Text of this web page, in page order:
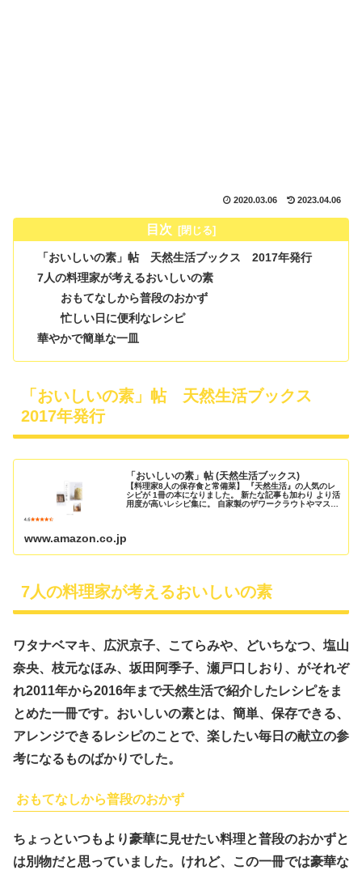
2020.03.06 2023.04.06
目次
「おいしいの素」帖 天然生活ブックス 2017年発行
7人の料理家が考えるおいしいの素
おもてなしから普段のおかず
忙しい日に便利なレシピ
華やかで簡単な一皿
「おいしいの素」帖 天然生活ブックス
2017年発行
「おいしいの素」帖 (天然生活ブックス)
【料理家8人の保存食と常備菜】 『天然生活』の人気のレ
シピが 1冊の本になりました。 新たな記事も加わり より活
用度が高いレシピ集に。 自家製のザワークラウトやマスタ
www.amazon.co.jp
7人の料理家が考えるおいしいの素
ワタナベマキ、広沢京子、こてらみや、どいちなつ、塩山
奈央、枝元なほみ、坂田阿季子、瀬戸口しおり、がそれぞ
れ2011年から2016年まで天然生活で紹介したレシピをま
とめた一冊です。おいしいの素とは、簡単、保存できる、
アレンジできるレシピのことで、楽したい毎日の献立の参
考になるものばかりでした。
おもてなしから普段のおかず
ちょっといつもより豪華に見せたい料理と普段のおかずと
は別物だと思っていました。けれど、この一冊では豪華な